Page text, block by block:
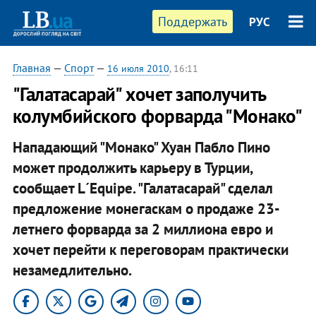
Поддержать РУС
Главная — Спорт— 16 июля 2010, 16:11
"Галатасарай" хочет заполучить
колумбийского форварда "Монако"
Нападающий "Монако" Хуан Пабло Пино
может продолжить карьеру в Турции,
сообщает L´Equipe. "Галатасарай" сделал
предложение монегаскам о продаже 23-
летнего форварда за 2 миллиона евро и
хочет перейти к переговорам практически
незамедлительно.